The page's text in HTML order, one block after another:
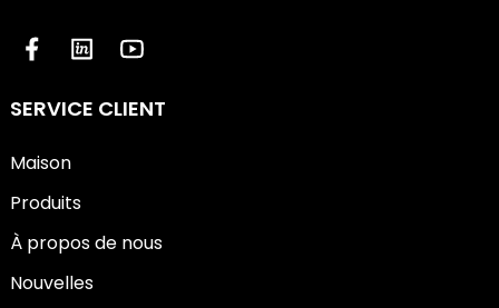
SERVICE CLIENT
Maison
Produits
À propos de nous
Nouvelles